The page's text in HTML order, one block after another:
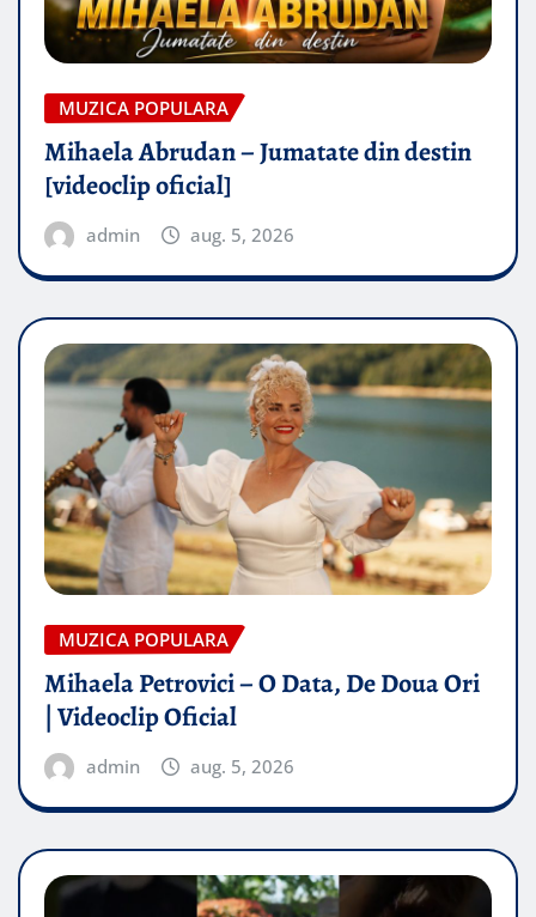
MUZICA POPULARA
Mihaela Abrudan – Jumatate din destin
[videoclip oficial]
admin aug. 5, 2026
MUZICA POPULARA
Mihaela Petrovici – O Data, De Doua Ori
| Videoclip Oficial
admin aug. 5, 2026